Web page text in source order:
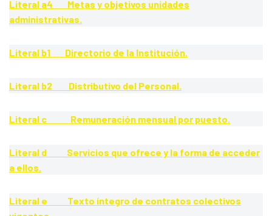
Literal a4 Metas y objetivos unidades
administrativas.
Literal b1 Directorio de la Institución.
Literal b2 Distributivo del Personal.
Literal c Remuneración mensual por puesto.
Literal d Servicios que ofrece y la forma de acceder
a ellos.
Literal e Texto íntegro de contratos colectivos